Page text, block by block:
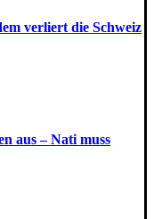
verliert die Schweiz
aus – Nati muss